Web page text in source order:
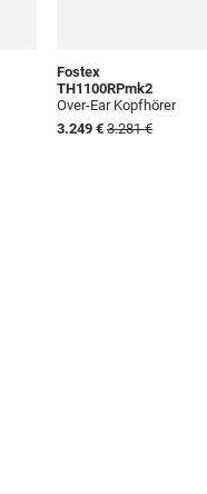
Fostex
TH1100RPmk2
Over-Ear Kopfhörer
3.249 € 3.281 €